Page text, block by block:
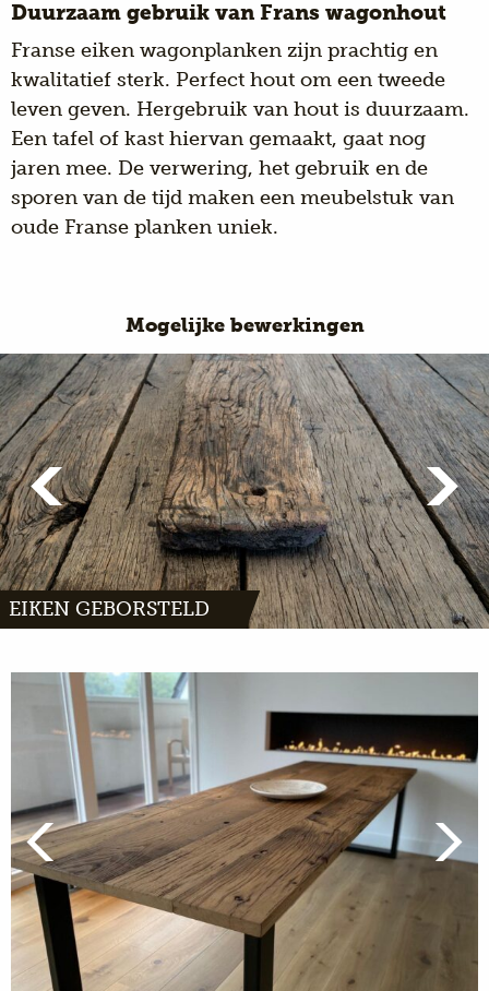
Duurzaam gebruik van Frans wagonhout
Franse eiken wagonplanken zijn prachtig en
kwalitatief sterk. Perfect hout om een tweede
leven geven. Hergebruik van hout is duurzaam.
Een tafel of kast hiervan gemaakt, gaat nog
jaren mee. De verwering, het gebruik en de
sporen van de tijd maken een meubelstuk van
oude Franse planken uniek.
Mogelijke bewerkingen
EIKEN GEBORSTELD